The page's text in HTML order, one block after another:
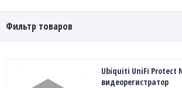
Фильтр товаров
Ubiquiti UniFi Protect
видеорегистратор